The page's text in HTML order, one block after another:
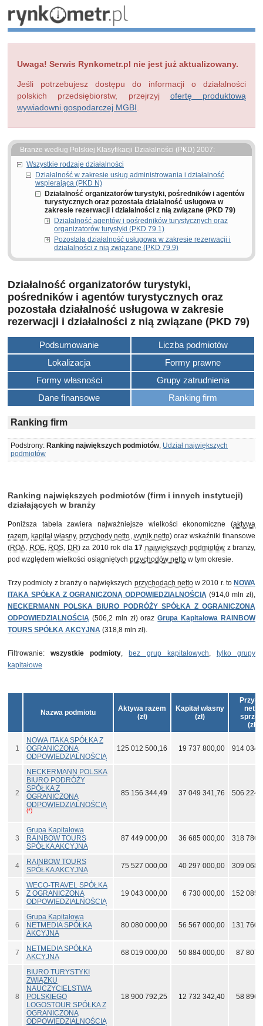
Uwaga! Serwis Rynkometr.pl nie jest już aktualizowany.
Jeśli potrzebujesz dostępu do informacji o działalności
polskich przedsiębiorstw, przejrzyj ofertę produktową
wywiadowni gospodarczej MGBI
Branże według Polskiej Klasyfikacji Działalności (PKD) 2007:
Wszystkie rodzaje działalności
Działalność w zakresie usług administrowania i działalność
wspierająca (PKD N)
Działalność organizatorów turystyki, pośredników i agentów
turystycznych oraz pozostała działalność usługowa w
zakresie rezerwacji i działalności z nią związane (PKD 79)
Działalność agentów i pośredników turystycznych oraz
organizatorów turystyki (PKD 79.1)
Pozostała działalność usługowa w zakresie rezerwacji i
działalności z nią związane (PKD 79.9)
Działalność organizatorów turystyki,
pośredników i agentów turystycznych oraz
pozostała działalność usługowa w zakresie
rezerwacji i działalności z nią związane (PKD 79)
Podsumowanie
Liczba podmiotów
Lokalizacja
Formy prawne
Formy własności
Grupy zatrudnienia
Dane finansowe
Ranking firm
Ranking firm
Podstrony: Ranking największych podmiotów, Udział największych
podmiotów
Ranking największych podmiotów (firm i innych instytucji)
działających w branży
Poniższa tabela zawiera najważniejsze wielkości ekonomiczne (aktywa
razem, kapitał własny,przychody netto, wynik netto) oraz wskaźniki finansowe
(ROA, ROE, ROS, DR) za 2010 rok dla 17 największych podmiotów z branży,
pod względem wielkości osiągniętych przychodów netto w tym okresie.
Trzy podmioty z branży o największych przychodach nettow 2010 r. to NOWA
ITAKA SPÓŁKA Z OGRANICZONĄ ODPOWIEDZIALNOŚCIĄ (914,0 mln zł),
NECKERMANN POLSKA BIURO PODRÓŻY SPÓŁKA Z OGRANICZONĄ
ODPOWIEDZIALNOŚCIĄ (506,2 mln zł) orazGrupa Kapitałowa RAINBOW
TOURS SPÓŁKA AKCYJNA (318,8 mln zł).
Filtrowanie:wszystkie podmioty, bez grup kapitałowych, tylko grupy
kapitałowe
Nazwa podmiotu
Aktywa razem
(zł)
Kapitał własny
(zł)
netto
(zł)
1
NOWA ITAKA SPÓŁKA Z
OGRANICZONĄ
ODPOWIEDZIALNOŚCIĄ
125 012 500,16 19 737 800,00 914 034
2
NECKERMANN POLSKA
BIURO PODRÓŻY
SPÓŁKA Z
OGRANICZONĄ
ODPOWIEDZIALNOŚCIĄ
(*)
85 156 344,49 37 049 341,76 506 224
3
Grupa Kapitałowa
RAINBOW TOURS
SPÓŁKA AKCYJNA
87 449 000,00 36 685 000,00 318 786
4
RAINBOW TOURS
SPÓŁKA AKCYJNA
75 527 000,00 40 297 000,00 309 068
5
WECO-TRAVEL SPÓŁKA
Z OGRANICZONĄ
ODPOWIEDZIALNOŚCIĄ
19 043 000,00 6 730 000,00 152 085
6
Grupa Kapitałowa
NETMEDIA SPÓŁKA
AKCYJNA
80 080 000,00 56 567 000,00 131 760
7
NETMEDIA SPÓŁKA
AKCYJNA
68 019 000,00 50 884 000,00 87 807
8
BIURO TURYSTYKI
ZWIĄZKU
NAUCZYCIELSTWA
POLSKIEGO
LOGOSTOUR SPÓŁKA Z
OGRANICZONĄ
ODPOWIEDZIALNOŚCIĄ
18 900 792,25 12 732 342,40 58 896